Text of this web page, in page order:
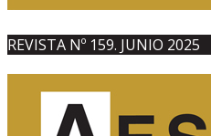
REVISTA Nº 159. JUNIO 2025